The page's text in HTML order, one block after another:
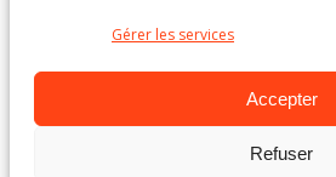
Gérer les services
Accepter
Refuser